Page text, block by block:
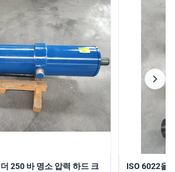
250 바 명소 압력 하드 크
ISO 6022을